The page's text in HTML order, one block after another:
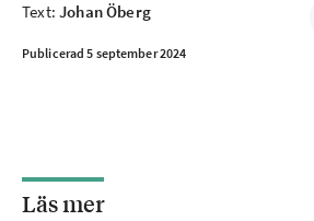
Text:Johan Öberg
Publicerad 5 september 2024
Läs mer